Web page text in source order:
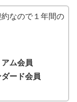
なので１年間の
ム会員
ダード会員